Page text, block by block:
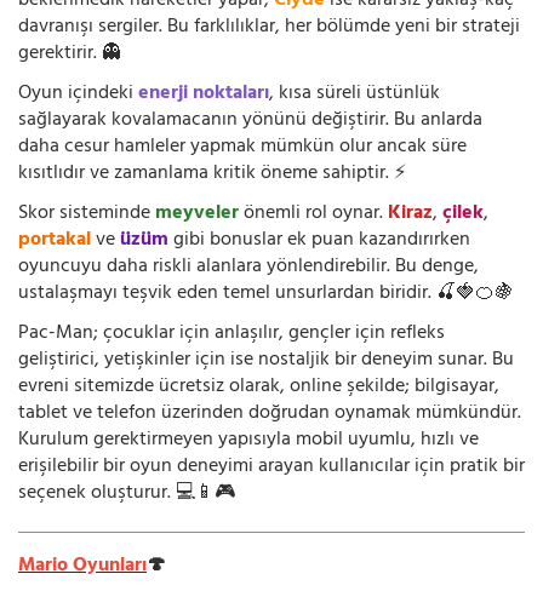
davranışı sergiler. Bu farklılıklar, her bölümde yeni bir strateji
gerektirir. 👻
Oyun içindekienerji noktaları, kısa süreli üstünlük
sağlayarak kovalamacanın yönünü değiştirir. Bu anlarda
daha cesur hamleler yapmak mümkün olur ancak süre
kısıtlıdır ve zamanlama kritik öneme sahiptir. ⚡
Skor sistemindemeyvelerönemli rol oynar.Kiraz,çilek,
portakalveüzümgibi bonuslar ek puan kazandırırken
oyuncuyu daha riskli alanlara yönlendirebilir. Bu denge,
ustalaşmayı teşvik eden temel unsurlardan biridir. 🍒🍓🍊🍇
Pac-Man; çocuklar için anlaşılır, gençler için refleks
geliştirici, yetişkinler için ise nostaljik bir deneyim sunar. Bu
evreni sitemizde ücretsiz olarak, online şekilde; bilgisayar,
tablet ve telefon üzerinden doğrudan oynamak mümkündür.
Kurulum gerektirmeyen yapısıyla mobil uyumlu, hızlı ve
erişilebilir bir oyun deneyimi arayan kullanıcılar için pratik bir
seçenek oluşturur. 💻📱🎮
Mario Oyunları🍄